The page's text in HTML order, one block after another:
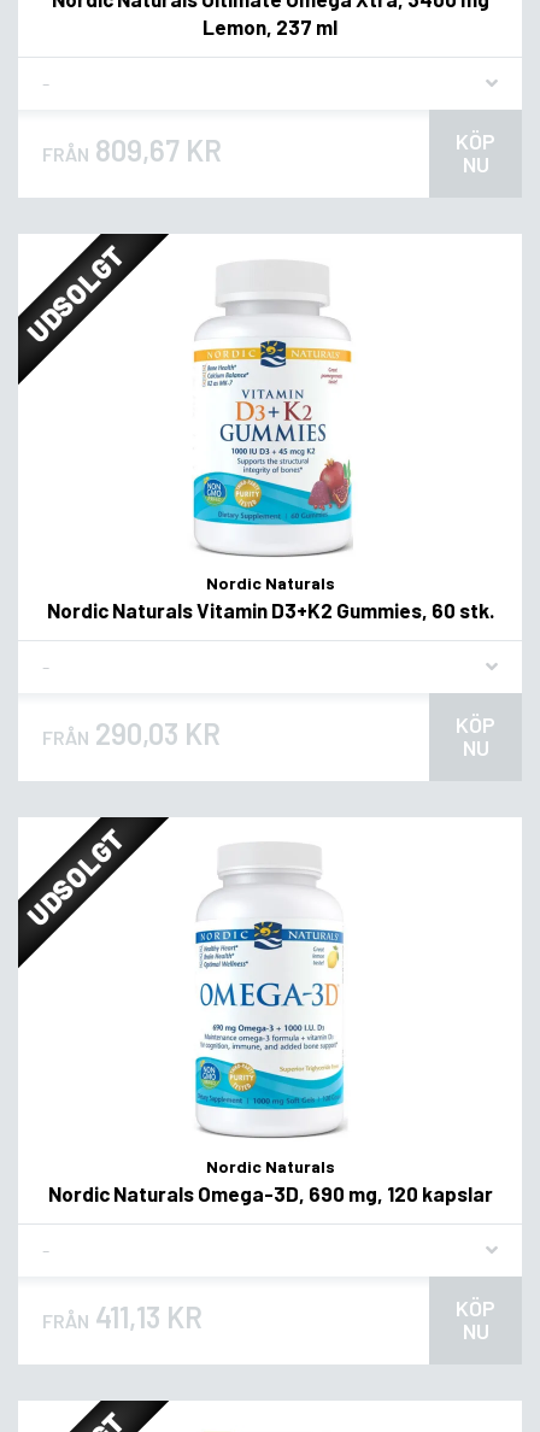
Lemon, 237 ml
FRÅN 809,67 KR
KÖP
NU
UDSOLGT
Nordic Naturals
Nordic Naturals Vitamin D3+K2 Gummies, 60 stk.
FRÅN 290,03 KR
KÖP
NU
UDSOLGT
Nordic Naturals
Nordic Naturals Omega-3D, 690 mg, 120 kapslar
FRÅN 411,13 KR
KÖP
NU